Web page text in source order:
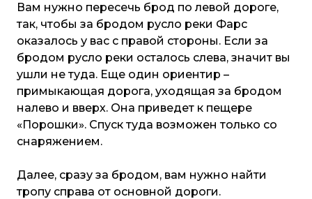
Вам нужно пересечь брод по левой дороге,
так, чтобы за бродом русло реки Фарс
оказалось у вас с правой стороны. Если за
бродом русло реки осталось слева, значит вы
ушли не туда. Еще один ориентир –
примыкающая дорога, уходящая за бродом
налево и вверх. Она приведет к пещере
«Порошки». Спуск туда возможен только со
снаряжением.
Далее, сразу за бродом, вам нужно найти
тропу справа от основной дороги.